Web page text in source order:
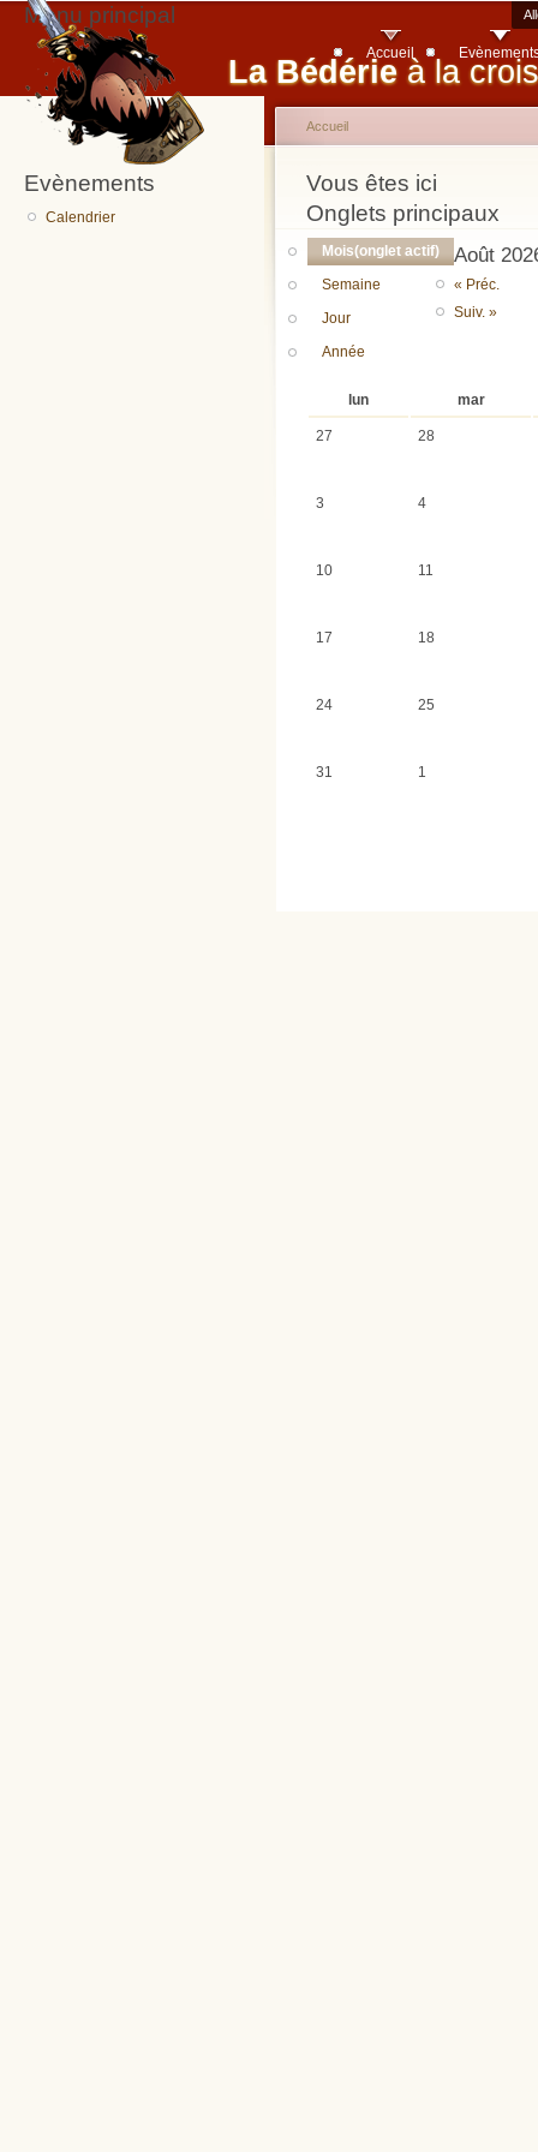
La Bédérie à la
Menu principal
Accueil
Evènements
Calendrier
Vous êtes ici
Accueil
Onglets principaux
Mois(onglet actif)
Semaine
Jour
Année
Août
« Préc.
Suiv. »
lun mar
27 28
3 4
10 11
17 18
24 25
31 1